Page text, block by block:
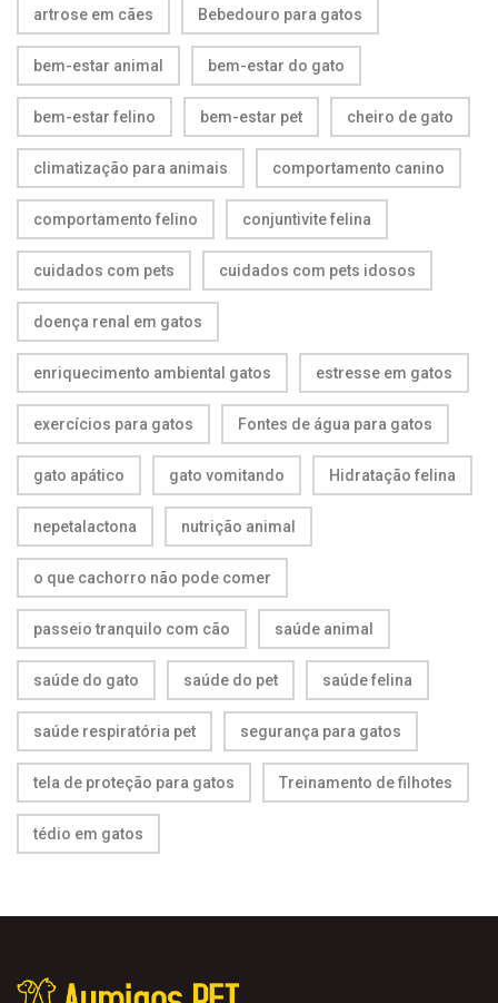
artrose em cães Bebedouro para gatos
bem-estar animal bem-estar do gato
bem-estar felino bem-estar pet cheiro de gato
climatização para animais comportamento canino
comportamento felino conjuntivite felina
cuidados com pets cuidados com pets idosos
doença renal em gatos
enriquecimento ambiental gatos estresse em gatos
exercícios para gatos Fontes de água para gatos
gato apático gato vomitando Hidratação felina
nepetalactona nutrição animal
o que cachorro não pode comer
passeio tranquilo com cão saúde animal
saúde do gato saúde do pet saúde felina
saúde respiratória pet segurança para gatos
tela de proteção para gatos Treinamento de filhotes
tédio em gatos